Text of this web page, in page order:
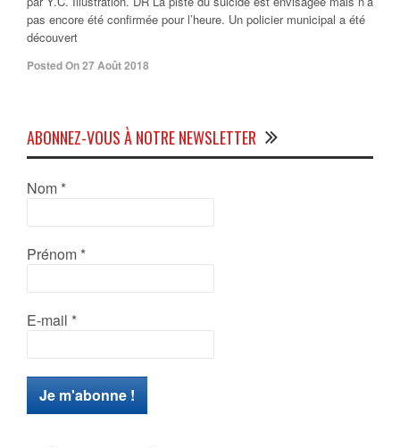
pas encore été confirmée pour l’heure. Un policier municipal a été
découvert
Posted On 27 Août 2018
ABONNEZ-VOUS À NOTRE NEWSLETTER
Nom *
Prénom *
E-mail *